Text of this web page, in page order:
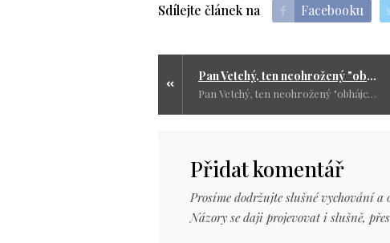
Sdílejte článek na Facebooku
Pan Vetchý, ten neohrožený "obhájce lidských práv", by měl přestat žvanit z pohodlí svého teplého gauče a vyrazit osobně na frontu, když už ho tak těší pomyšlení na krev a výbuchy
Pan Vetchý, ten neohrožený "obhájce lidských práv", by měl přestat žvanit z pohodlí svého teplého gauče a vyrazit osobně na frontu, když už ho tak těší pomyšlení na krev a výbuchy.
Přidat komentář
Prosíme dodržujte slušné vychování a
Názory se daji projevovat i slušně,